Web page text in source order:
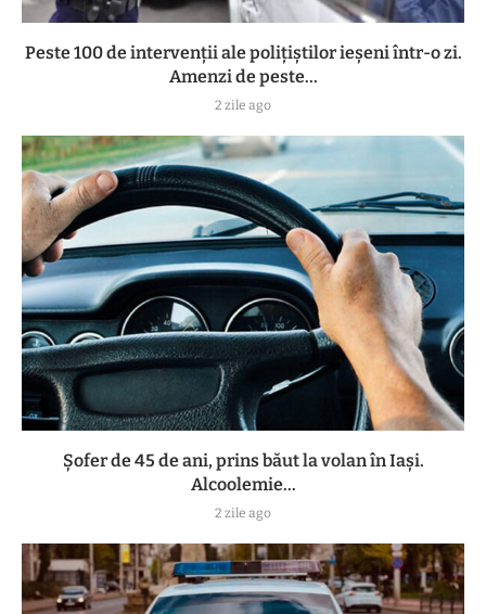
Peste 100 de intervenții ale polițiștilor ieșeni într-o zi.
Amenzi de peste...
2 zile ago
Șofer de 45 de ani, prins băut la volan în Iași.
Alcoolemie...
2 zile ago